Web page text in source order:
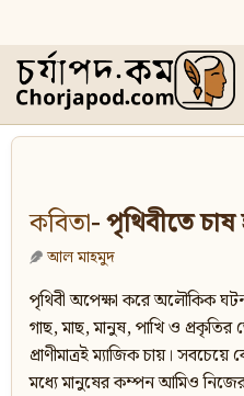
কবিতা- পৃথিবীতে
আল মাহমুদ
পৃথিবী অপেক্ষা করে অলৌকিক
গাছ, মাছ, মানুষ, পাখি ও
প্রাণীমাত্রই ম্যাজিক চায়। সবচেয়ে
মধ্যে মানুষের কম্পন আমিও